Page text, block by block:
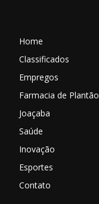
Home
Classificados
Empregos
Farmacia de Plantão
Joaçaba
Saúde
Inovação
Esportes
Contato